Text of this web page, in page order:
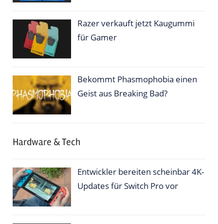
Razer verkauft jetzt Kaugummi
für Gamer
Bekommt Phasmophobia einen
Geist aus Breaking Bad?
Hardware & Tech
Entwickler bereiten scheinbar 4K-
Updates für Switch Pro vor